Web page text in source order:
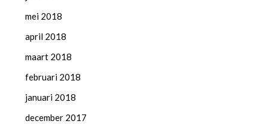
mei 2018
april 2018
maart 2018
februari 2018
januari 2018
december 2017